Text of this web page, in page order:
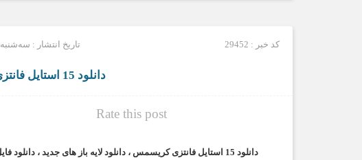
کد خبر : 29452 تاریخ انتشار : سه‌شنبه 5 دسامبر 2017 - 10:20
دانلود 15 استایل فانتزی کریسمس
Rate this post
دانلود 15 استایل فانتزی کریسمس ، دانلود لایه باز های جدید ، دانلود فایل psd استایل های فانتزی زیبا ،